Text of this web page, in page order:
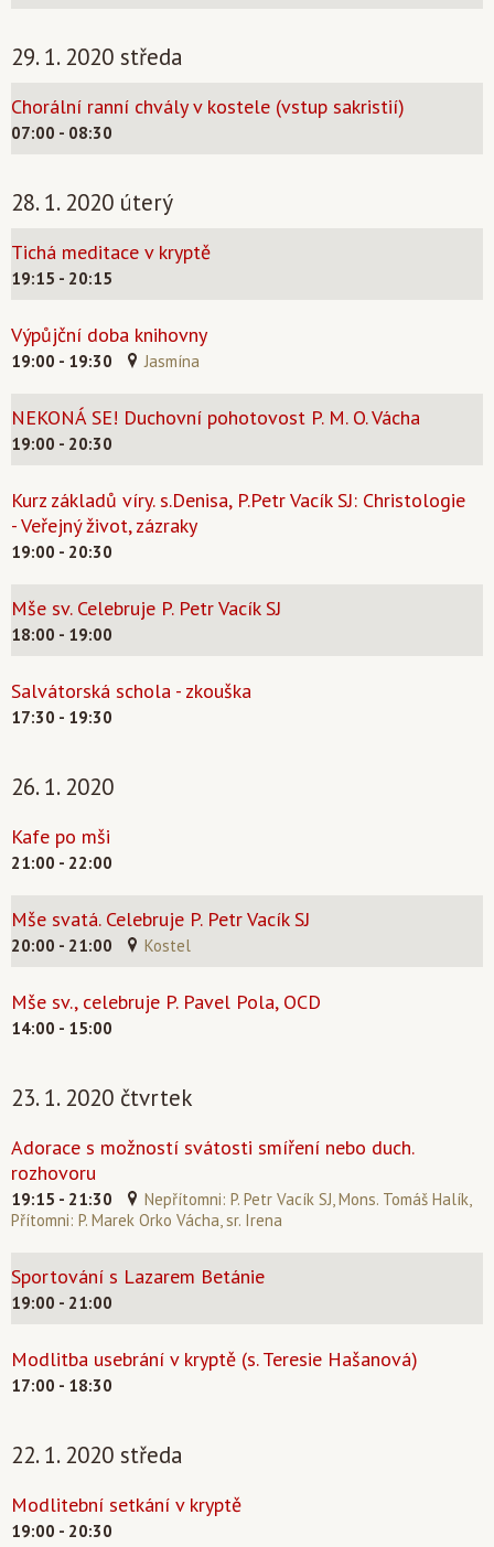
29. 1. 2020 středa
Chorální ranní chvály v kostele (vstup sakristií)
07:00 - 08:30
28. 1. 2020 úterý
Tichá meditace v kryptě
19:15 - 20:15
Výpůjční doba knihovny
19:00 - 19:30 Jasmína
NEKONÁ SE! Duchovní pohotovost P. M. O. Vácha
19:00 - 20:30
Kurz základů víry. s.Denisa, P.Petr Vacík SJ: Christologie
- Veřejný život, zázraky
19:00 - 20:30
Mše sv. Celebruje P. Petr Vacík SJ
18:00 - 19:00
Salvátorská schola - zkouška
17:30 - 19:30
26. 1. 2020
Kafe po mši
21:00 - 22:00
Mše svatá. Celebruje P. Petr Vacík SJ
20:00 - 21:00 Kostel
Mše sv., celebruje P. Pavel Pola, OCD
14:00 - 15:00
23. 1. 2020 čtvrtek
Adorace s možností svátosti smíření nebo duch.
rozhovoru
19:15 - 21:30
Nepřítomni: P. Petr Vacík SJ, Mons. Tomáš Halík,
Přítomni: P. Marek Orko Vácha, sr. Irena
Sportování s Lazarem Betánie
19:00 - 21:00
Modlitba usebrání v kryptě (s. Teresie Hašanová)
17:00 - 18:30
22. 1. 2020 středa
Modlitební setkání v kryptě
19:00 - 20:30